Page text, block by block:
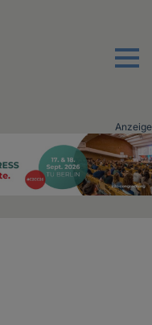
Menu
Anzeige